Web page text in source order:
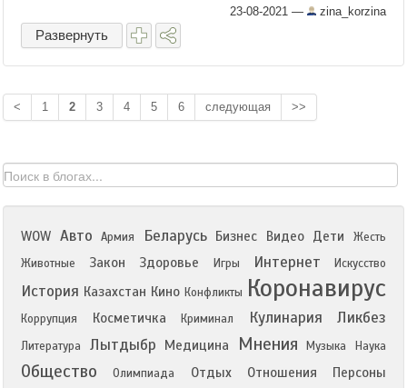
автора к самому себе. Перестроечные
карикатуры (в ...
23-08-2021 — zina_korzina
Развернуть
< 1 2 3 4 5 6 следующая >>
WOW Авто Армия Беларусь Бизнес Видео Дети
Жесть
Животные
Закон Здоровье Игры Интернет Искусство
История Казахстан Кино Конфликты Коронавирус
Коррупция Косметичка Криминал Кулинария Ликбез
Литература Лытдыбр Медицина Мнения Музыка Наука
Общество Олимпиада Отдых Отношения Персоны